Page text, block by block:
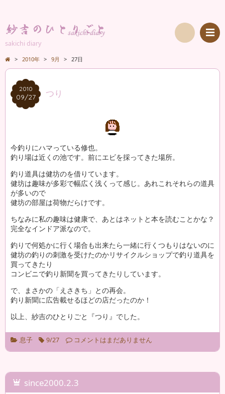
sakichi diary
索
> 2010年 > 9月 > 27日
2010
09/27
2010
09/27 つり
今釣りにハマっている修也。
釣り場は近くの池です。前にエビを採ってきた場所。
釣り道具は健坊のを借りています。
健坊は趣味が多彩で幅広く浅くって感じ。あれこれそれらの道具
が多いので
健坊の部屋は荷物だらけです。
ちなみに私の趣味は健康で、あとはネットと本を読むことかな？
完全なインドア派なので。
釣りで何処かに行く場合も出来たら一緒に行くつもりはないのに
健坊の釣りの刺激を受けたのかリサイクルショップで釣り道具を
買ってきたり
コンビニで釣り新聞を買ってきたりしています。
で、まさかの「えさきち」との再会。
釣り新聞に広告載せるほどの店だったのか！
以上、紗吉のひとりごと『つり』でした。
息子 9/27 コメントはまだありません
since2000.2.3